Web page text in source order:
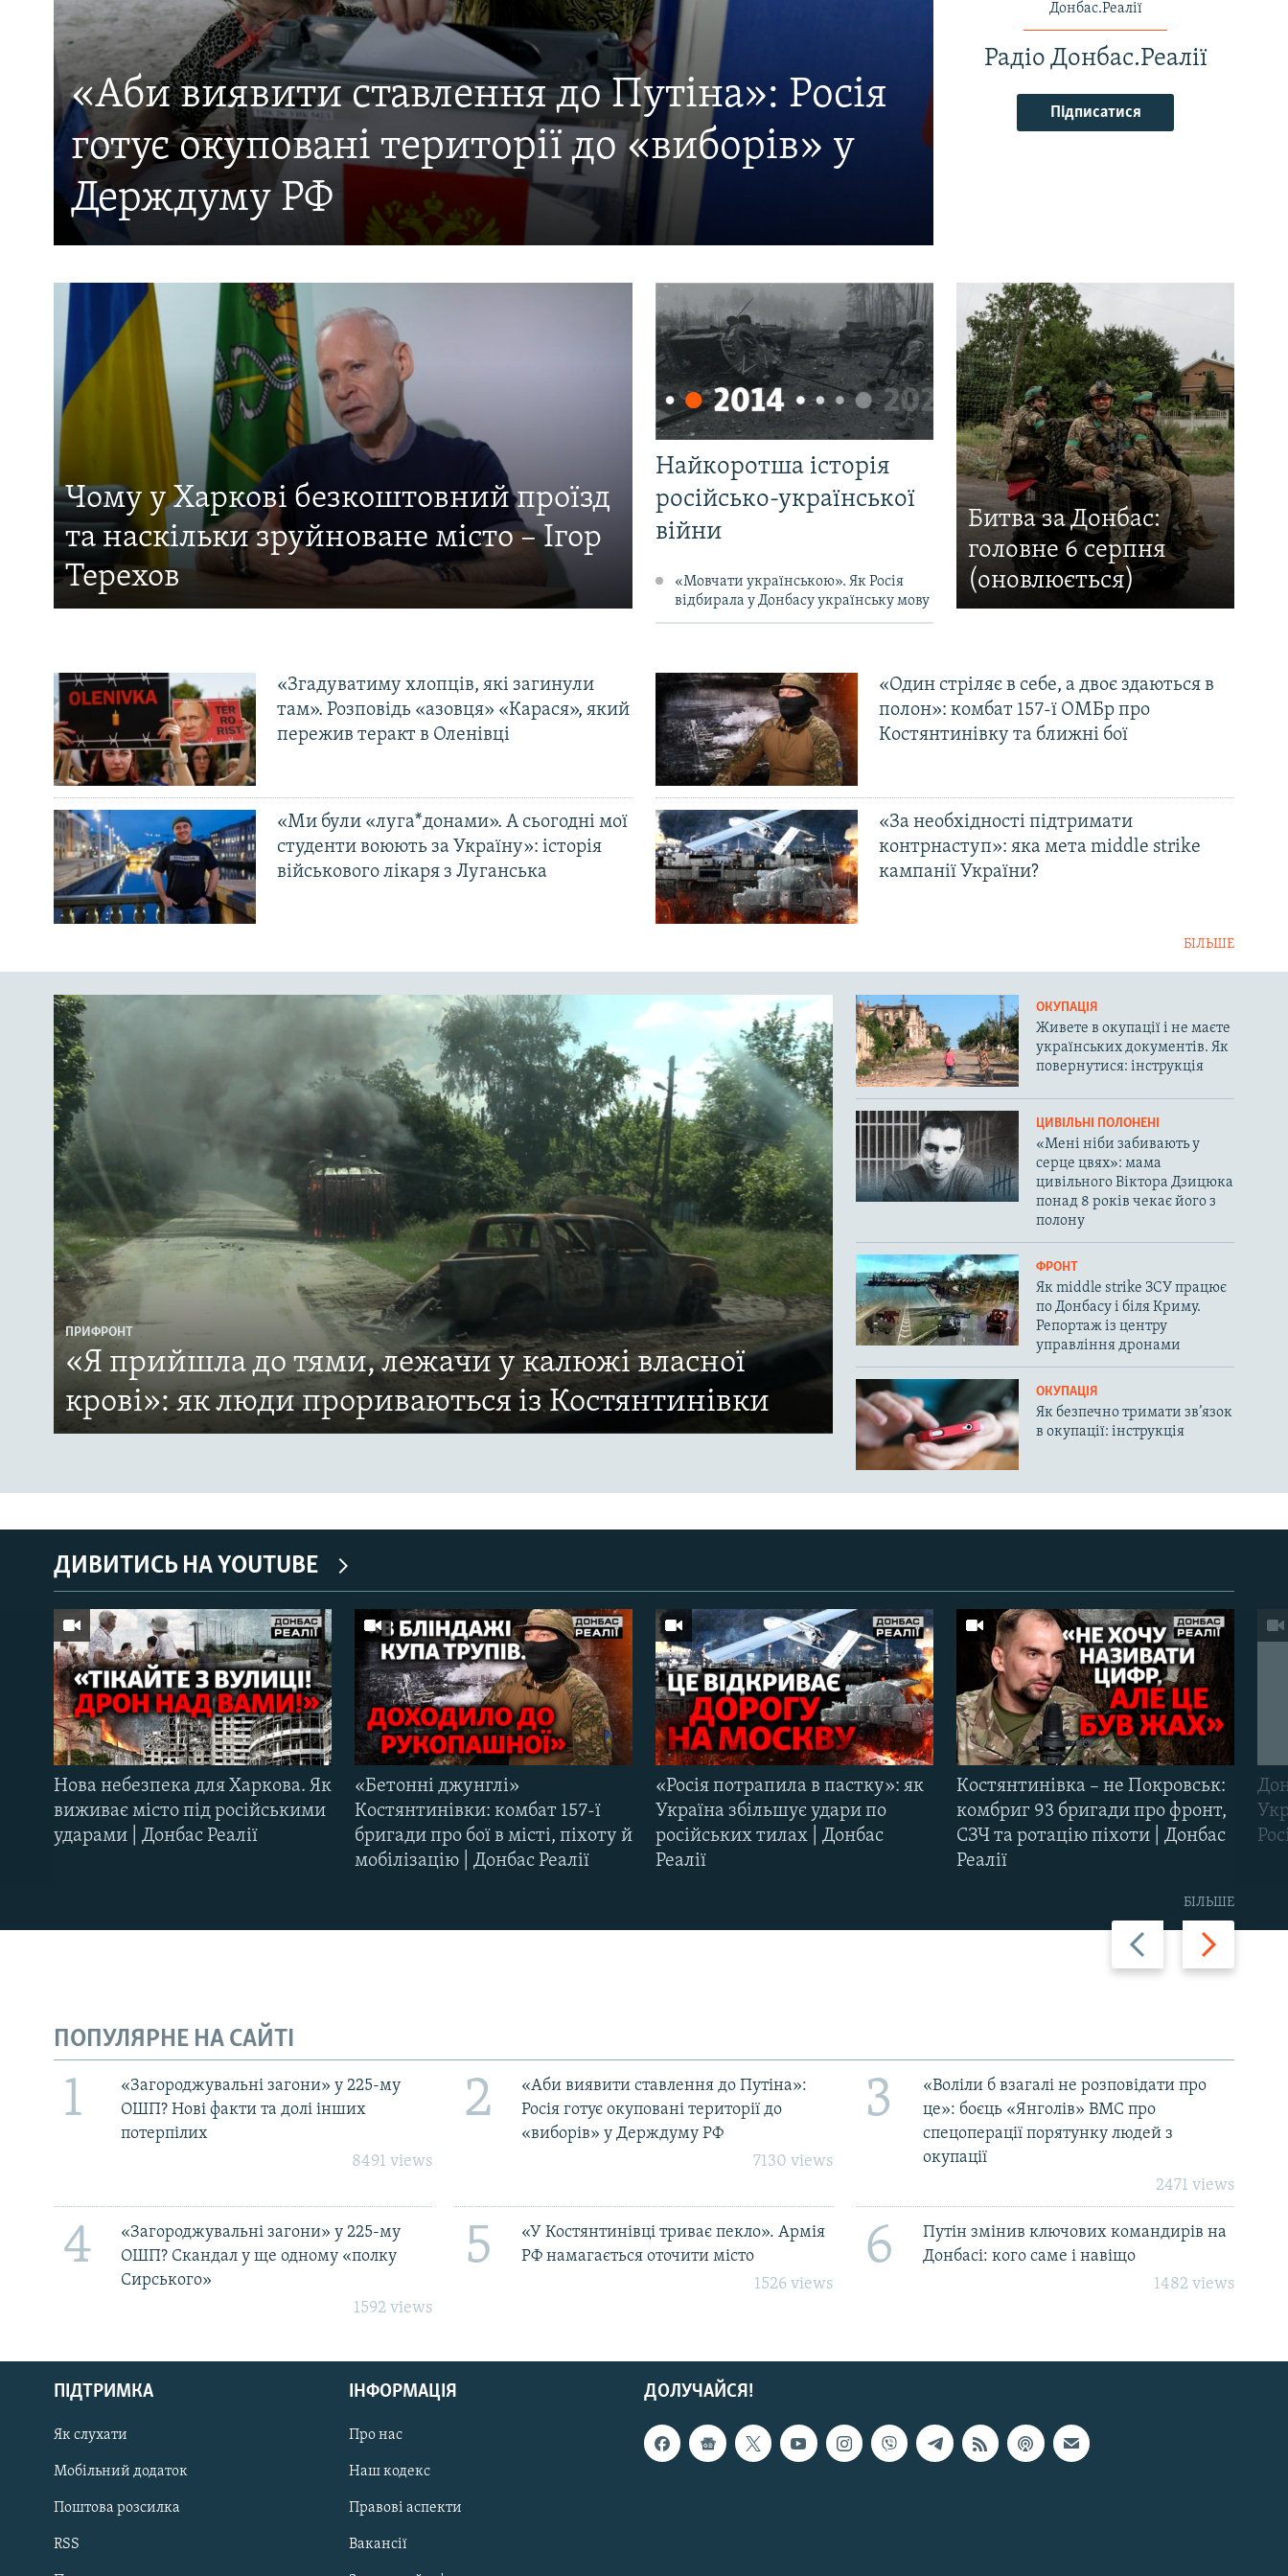
СПЕЦПРОЄКТИ
ПОДКАСТИ
РУС
ДОЛУЧАЙСЯ!
«Аби виявити ставлення до Путіна»: Росія
готує окуповані території до «виборів» у
Держдуму РФ
Донбас.Реалії
Радіо Донбас.Реалії
Підписатися
Чому у Харкові безкоштовний проїзд
та наскільки зруйноване місто – Ігор
Терехов
Найкоротша історія
російсько-української
війни
«Мовчати українською». Як Росія
відбирала у Донбасу українську мову
Битва за Донбас:
головне 6 серпня
(оновлюється)
«Згадуватиму хлопців, які загинули
там». Розповідь «азовця» «Карася», який
пережив теракт в Оленівці
«Один стріляє в себе, а двоє здаються в
полон»: комбат 157-ї ОМБр про
Костянтинівку та ближні бої
«Ми були «луга*донами». А сьогодні мої
студенти воюють за Україну»: історія
військового лікаря з Луганська
«За необхідності підтримати
контрнаступ»: яка мета middle strike
кампанії України?
БІЛЬШЕ
ПРИФРОНТ
«Я прийшла до тями, лежачи у калюжі власної
крові»: як люди прориваються із Костянтинівки
ОКУПАЦІЯ
Живете в окупації і не маєте
українських документів. Як
повернутися: інструкція
ЦИВІЛЬНІ ПОЛОНЕНІ
«Мені ніби забивають у
серце цвях»: мама
цивільного Віктора Дзицюка
понад 8 років чекає його з
полону
ФРОНТ
Як middle strike ЗСУ працює
по Донбасу і біля Криму.
Репортаж із центру
управління дронами
ОКУПАЦІЯ
Як безпечно тримати зв’язок
в окупації: інструкція
ДИВИТИСЬ НА YOUTUBE
Назад Вперед
Нова небезпека для Харкова. Як
виживає місто під російськими
ударами | Донбас Реалії
«Бетонні джунглі»
Костянтинівки: комбат 157-ї
бригади про бої в місті, піхоту й
мобілізацію | Донбас Реалії
«Росія потрапила в пастку»: як
Україна збільшує удари по
російських тилах | Донбас
Реалії
Костянтинівка – не Покровськ:
комбриг 93 бригади про фронт,
СЗЧ та ротацію піхоти | Донбас
Реалії
БІЛЬШЕ
ПОПУЛЯРНЕ НА САЙТІ
1
«Загороджувальні загони» у 225-му
ОШП? Нові факти та долі інших
потерпілих
8491 views
2
«Аби виявити ставлення до Путіна»:
Росія готує окуповані території до
«виборів» у Держдуму РФ
7130 views
3
«Воліли б взагалі не розповідати про
це»: боєць «Янголів» ВМС про
спецоперації порятунку людей з
окупації
2471 views
4
«Загороджувальні загони» у 225-му
ОШП? Скандал у ще одному «полку
Сирського»
1592 views
5
«У Костянтинівці триває пекло». Армія
РФ намагається оточити місто
1526 views
6
Путін змінив ключових командирів на
Донбасі: кого саме і навіщо
1482 views
ДОЛУЧАЙСЯ!
ПІДТРИМКА
Як слухати
Мобільний додаток
Поштова розсилка
RSS
ІНФОРМАЦІЯ
Про нас
Наш кодекс
Правові аспекти
Вакансії